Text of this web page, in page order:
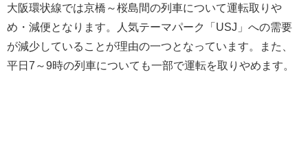
大阪環状線では京橋～桜島間の列車について運転取りや
め・減便となります。人気テーマパーク「USJ」への需要
が減少していることが理由の一つとなっています。また、
平日7～9時の列車についても一部で運転を取りやめます。